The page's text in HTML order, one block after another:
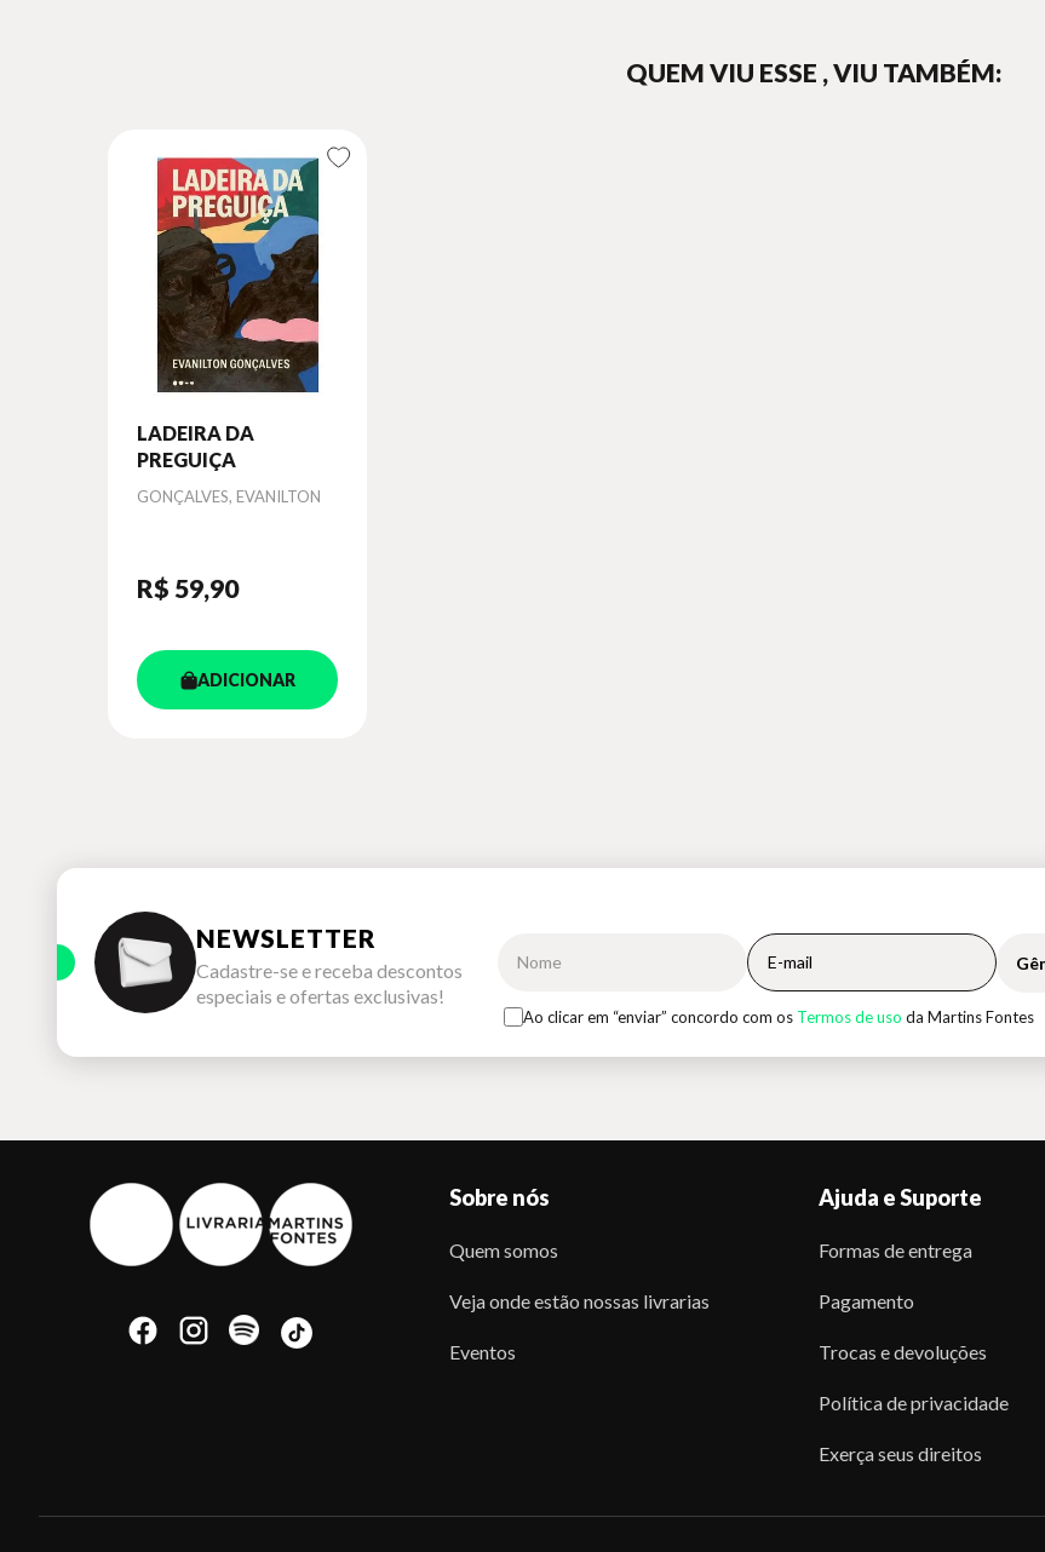
QUEM VIU ESSE , VIU TAMBÉM:
LADEIRA DA
PREGUIÇA
Autor
GONÇALVES, EVANILTON
R$ 59,90
ADICIONAR
NEWSLETTER
Cadastre-se e receba descontos
especiais e ofertas exclusivas!
Ao clicar em “enviar” concordo com os Termos de uso da Martins Fontes
Sobre nós
Quem somos
Veja onde estão nossas livrarias
Eventos
Ajuda e Suporte
Formas de entrega
Pagamento
Trocas e devoluções
Política de privacidade
Exerça seus direitos